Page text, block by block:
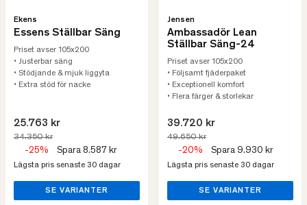
Ekens
Essens Ställbar Säng
Priset avser 105x200
• Justerbar säng
• Stödjande & mjuk liggyta
• Extra stöd för nacke
25.763 kr
34.350 kr
-25% Spara 8.587 kr
Lägsta pris senaste 30 dagar
SE VARIANTER
Jensen
Ambassadör Lean
Ställbar Säng-24
Priset avser 105x200
• Följsamt fjäderpaket
• Exceptionell komfort
• Flera färger & storlekar
39.720 kr
49.650 kr
-20% Spara 9.930 kr
Lägsta pris senaste 30 dagar
SE VARIANTER